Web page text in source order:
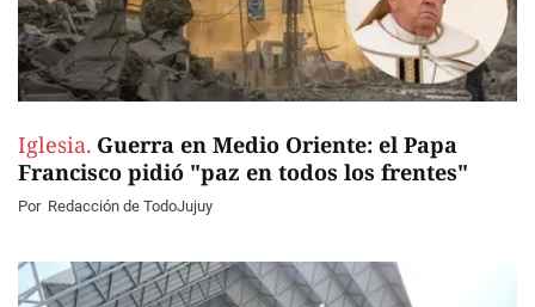
Iglesia. Guerra en Medio Oriente: el Papa
Francisco pidió "paz en todos los frentes"
Por Redacción de TodoJujuy